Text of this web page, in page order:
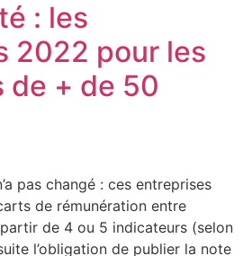
: les
2022 pour les
de + de 50
pas changé : ces entreprises
de rémunération entre
de 4 ou 5 indicateurs (selon
l’obligation de publier la note